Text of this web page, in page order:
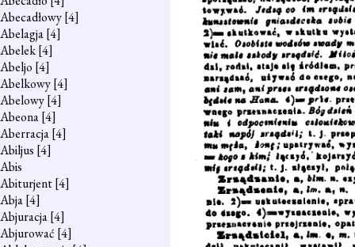
Abecadłowy[4]
Abelagja[4]
Abelek[4]
Abeljo [4]
Abelkowy[4]
Abelowy[4]
Abeona[4]
Aberracja[4]
Abiljus [4]
Abis
Abiturjent[4]
Abja[4]
Abjuracja[4]
Abjurować [4]